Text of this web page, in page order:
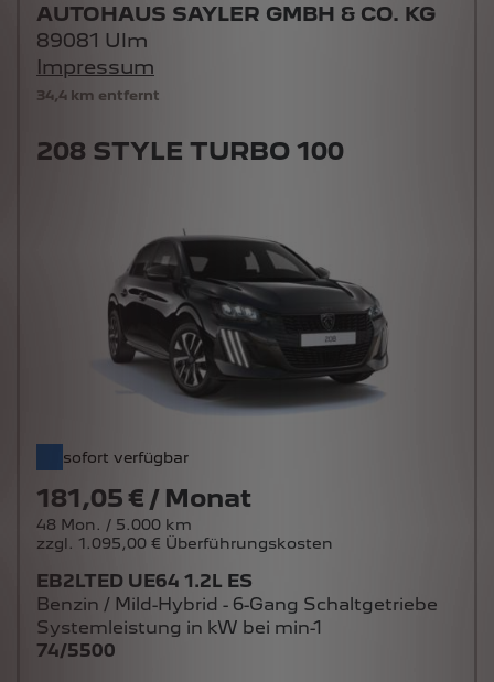
34,4 km entfernt
208 STYLE TURBO 100
sofort verfügbar
181,05 € / Monat
48 Mon. / 5.000 km
zzgl. 1.095,00 € Überführungskosten
AUTOHAUS SAYLER GMBH & CO. KG
89081 Ulm
Impressum
EB2LTED UE64 1.2L ES
Benzin / Mild-Hybrid - 6-Gang Schaltgetriebe
Systemleistung in kW bei min-1
74/5500